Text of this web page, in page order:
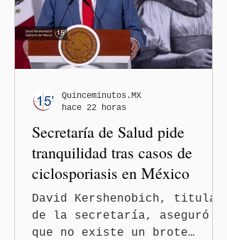
controles migratorios.
Secretaría de Salud pide
tranquilidad tras casos de
ciclosporiasis en México
David Kershenobich, titular
de la secretaría, aseguró
que no existe un brote
Quinceminutos.MX
hace 22 horas